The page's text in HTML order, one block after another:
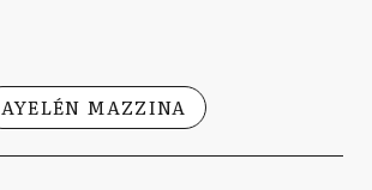
AYELÉN MAZZINA